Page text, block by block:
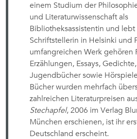
einem Studium der
und Literaturwissenschaft als
Bibliotheksassistentin und lebt
Schriftstellerin in Helsinki und
umfangreichen Werk gehören
Erzählungen, Essays,
Jugendbücher sowie
Bücher wurden mehrfach
zahlreichen Literaturpreisen
Stechapfel, 2006 im Verlag
München erschienen, ist ihr
Deutschland erscheint.